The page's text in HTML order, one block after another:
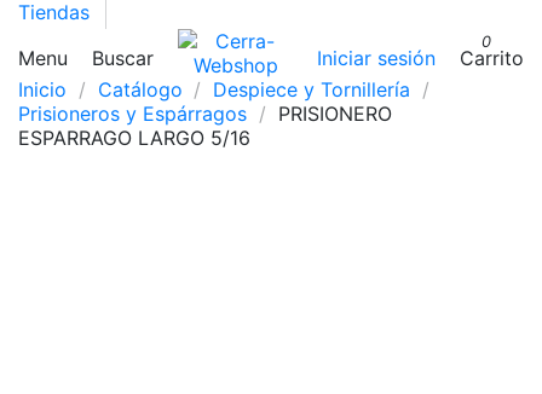
Tiendas
Menu
Buscar Iniciar sesión
0
Carrito
Inicio
Catálogo
Despiece y Tornillería
Prisioneros y Espárragos
PRISIONERO
ESPARRAGO LARGO 5/16